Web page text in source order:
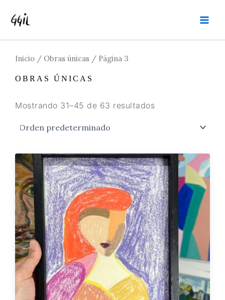
Inicio / Obras únicas / Página 3
OBRAS ÚNICAS
Mostrando 31–45 de 63 resultados